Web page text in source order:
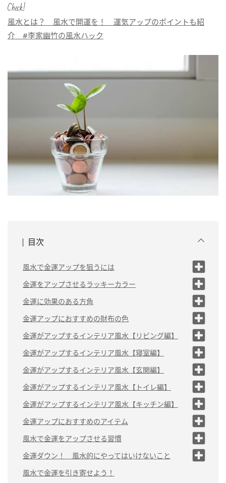
Check!
風水とは？ 風水で開運を！ 運気アップのポイントも紹
介 #李家幽竹の風水ハック
目次
風水で金運アップを狙うには
風水で金運を上げるには「金」の気を鍛
える
仕事運をアップさせる習慣も取り入れて
金運をアップさせるラッキーカラー
豊かさを生み出す「パステルイエロ
ー」
お金の循環を良くする「ゴールド」
お金を増やす効果がある「シルバ
ー」
「白」
金運に効果のある方角
現金を増やす「西」
財を増やす「北西」
貯めてくれる「北
東」
金運アップにおすすめの財布の色
（1）パステルイエロー「豊かさを生み出す」
（2）ピンクベージュなどピンク系「棚ぼた運ア
ップ」
（3）白系「悪い金運をリセット」
（4）ベージュ「散財を防ぐ」
（5）パープル「仕事で頑張れる」
金運がアップするインテリア風水【リビング編】
丸いクッションを置く
こだわりの食器
マット類にこだわる
曲線的なアイテムを取り入れる
赤、青、黄色、茶色のカーテンを
選ぶ
金運がアップするインテリア風水【寝室編】
自分に合った枕を選ぶ
部屋着とパジャマを分
ける
寝室に余計な物を置か
ない
金運がアップするインテリア風水【玄関編】
楕円形のマットを敷く
ワンランク上の雑貨を置
く
花や観葉植物を置く
玄関に入って左側に鏡を
置く
金運がアップするインテリア風水【トイレ編】
トイレ掃除をする
便器のフタを閉め
る
トイレマットを敷
く
金運がアップするインテリア風水【キッチン編】
シンクを清潔に保つ
スポンジやまな板を除菌する
コンロ回り、ファンの油汚れを掃除
する
金運アップにおすすめのアイテム
ストールなどの巻き
物類
天然石のアクセサリ
ー
風水で金運をアップさせる習慣
（1）笑顔を大切にする
（2）食後に少し甘いものを口にする
金運ダウン！ 風水的にやってはいけないこと
（1）水まわりを不衛生に
する
風水で金運を引き寄せよう！